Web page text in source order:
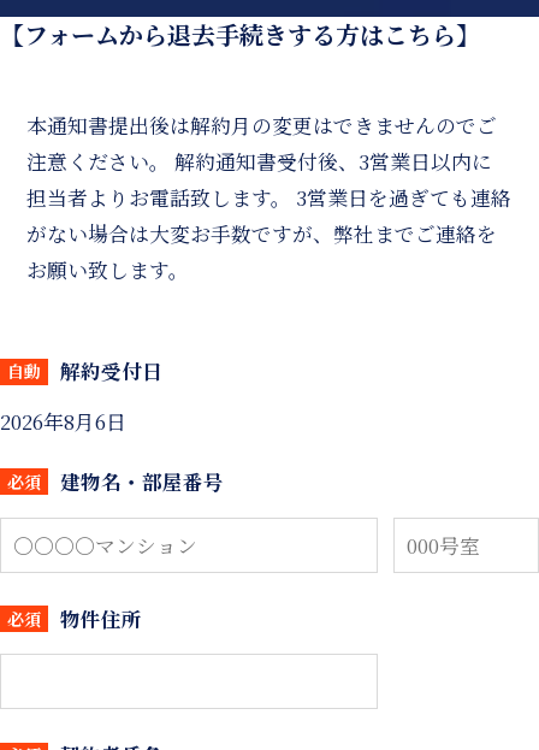
【フォームから退去手続きする方はこちら】
本通知書提出後は解約月の変更はできませんのでご
注意ください。 解約通知書受付後、3営業日以内に
担当者よりお電話致します。 3営業日を過ぎても連絡
がない場合は大変お手数ですが、弊社までご連絡を
お願い致します。
自動
解約受付日
2026年8月6日
必須 建物名・部屋番号
必須 物件住所